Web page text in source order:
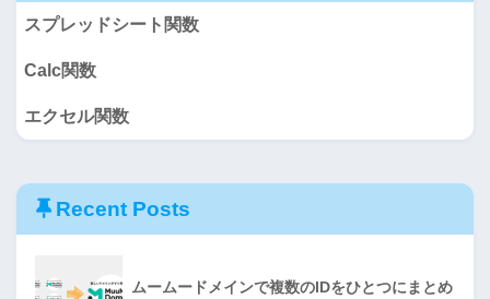
スプレッドシート関数
Calc関数
エクセル関数
Recent Posts
ムームードメインで複数のIDをひとつにまとめ